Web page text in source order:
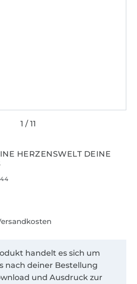
HERZENSWELT DEINE
handelt es sich um
nach deiner Bestellung
und Ausdruck zur